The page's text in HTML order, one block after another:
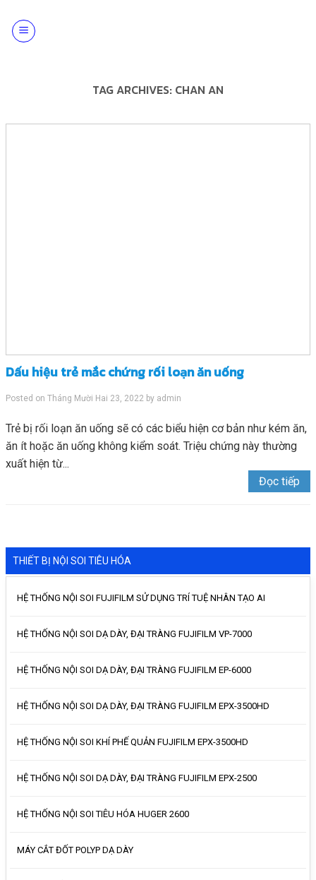
content
TAG ARCHIVES: CHAN AN
THIẾT BỊ NỘI SOI TIÊU HÓA
HỆ THỐNG NỘI SOI FUJIFILM SỬ DỤNG TRÍ TUỆ NHÂN TẠO AI
HỆ THỐNG NỘI SOI DẠ DÀY, ĐẠI TRÀNG FUJIFILM VP-7000
HỆ THỐNG NỘI SOI DẠ DÀY, ĐẠI TRÀNG FUJIFILM EP-6000
HỆ THỐNG NỘI SOI DẠ DÀY, ĐẠI TRÀNG FUJIFILM EPX-3500HD
HỆ THỐNG NỘI SOI KHÍ PHẾ QUẢN FUJIFILM EPX-3500HD
HỆ THỐNG NỘI SOI DẠ DÀY, ĐẠI TRÀNG FUJIFILM EPX-2500
HỆ THỐNG NỘI SOI TIÊU HÓA HUGER 2600
MÁY CẮT ĐỐT POLYP DẠ DÀY
Dấu hiệu trẻ mắc chứng rối loạn ăn uống
Posted on Tháng Mười Hai 23, 2022 by admin
Trẻ bị rối loạn ăn uống sẽ có các biểu hiện cơ bản như kém ăn,
ăn ít hoặc ăn uống không kiểm soát. Triệu chứng này thường
xuất hiện từ...
Đọc tiếp